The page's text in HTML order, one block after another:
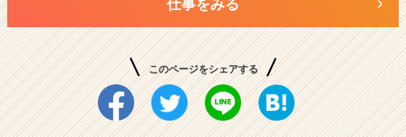
仕事をみる
このページをシェアする